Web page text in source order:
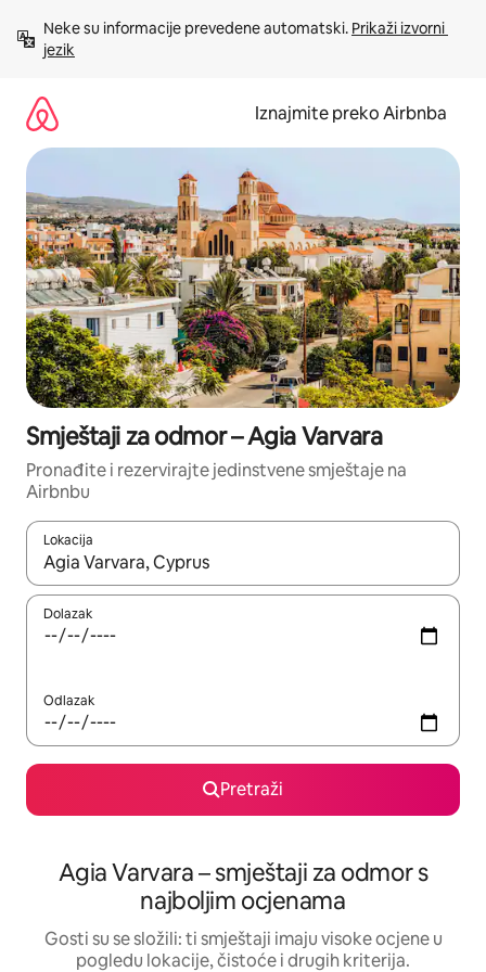
sadržaj
Neke su informacije prevedene automatski. Prikaži izvorni
jezik
Iznajmite preko Airbnba
Smještaji za odmor – Agia Varvara
Pronađite i rezervirajte jedinstvene smještaje na
Airbnbu
Lokacija
Kada budu dostupni rezultati, moći ćete ih pregledati
Dolazak
Odlazak
Pretraži
Agia Varvara – smještaji za odmor s
najboljim ocjenama
Gosti su se složili: ti smještaji imaju visoke ocjene u
pogledu lokacije, čistoće i drugih kriterija.